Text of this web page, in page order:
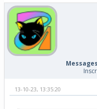
13-10-23, 13:35:20